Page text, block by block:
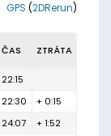
GPS (2DRerun)
ČAS ZTRÁTA
22:15
22:30
+ 0:15
24:07
+ 1:52